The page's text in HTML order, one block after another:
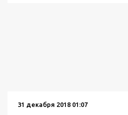
31 декабря 2018 01:07